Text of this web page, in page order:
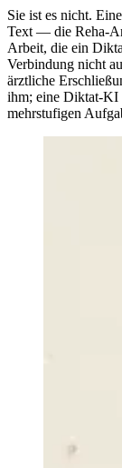
Sie ist es nicht.
Text — die Reha-
Arbeit, die ein
Verbindung nicht
ärztliche
ihm; eine Diktat-KI
mehrstufigen